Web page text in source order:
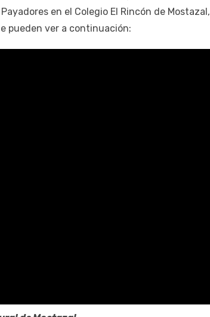
en el Colegio El Rincón de Mostazal,
pueden ver a continuación: